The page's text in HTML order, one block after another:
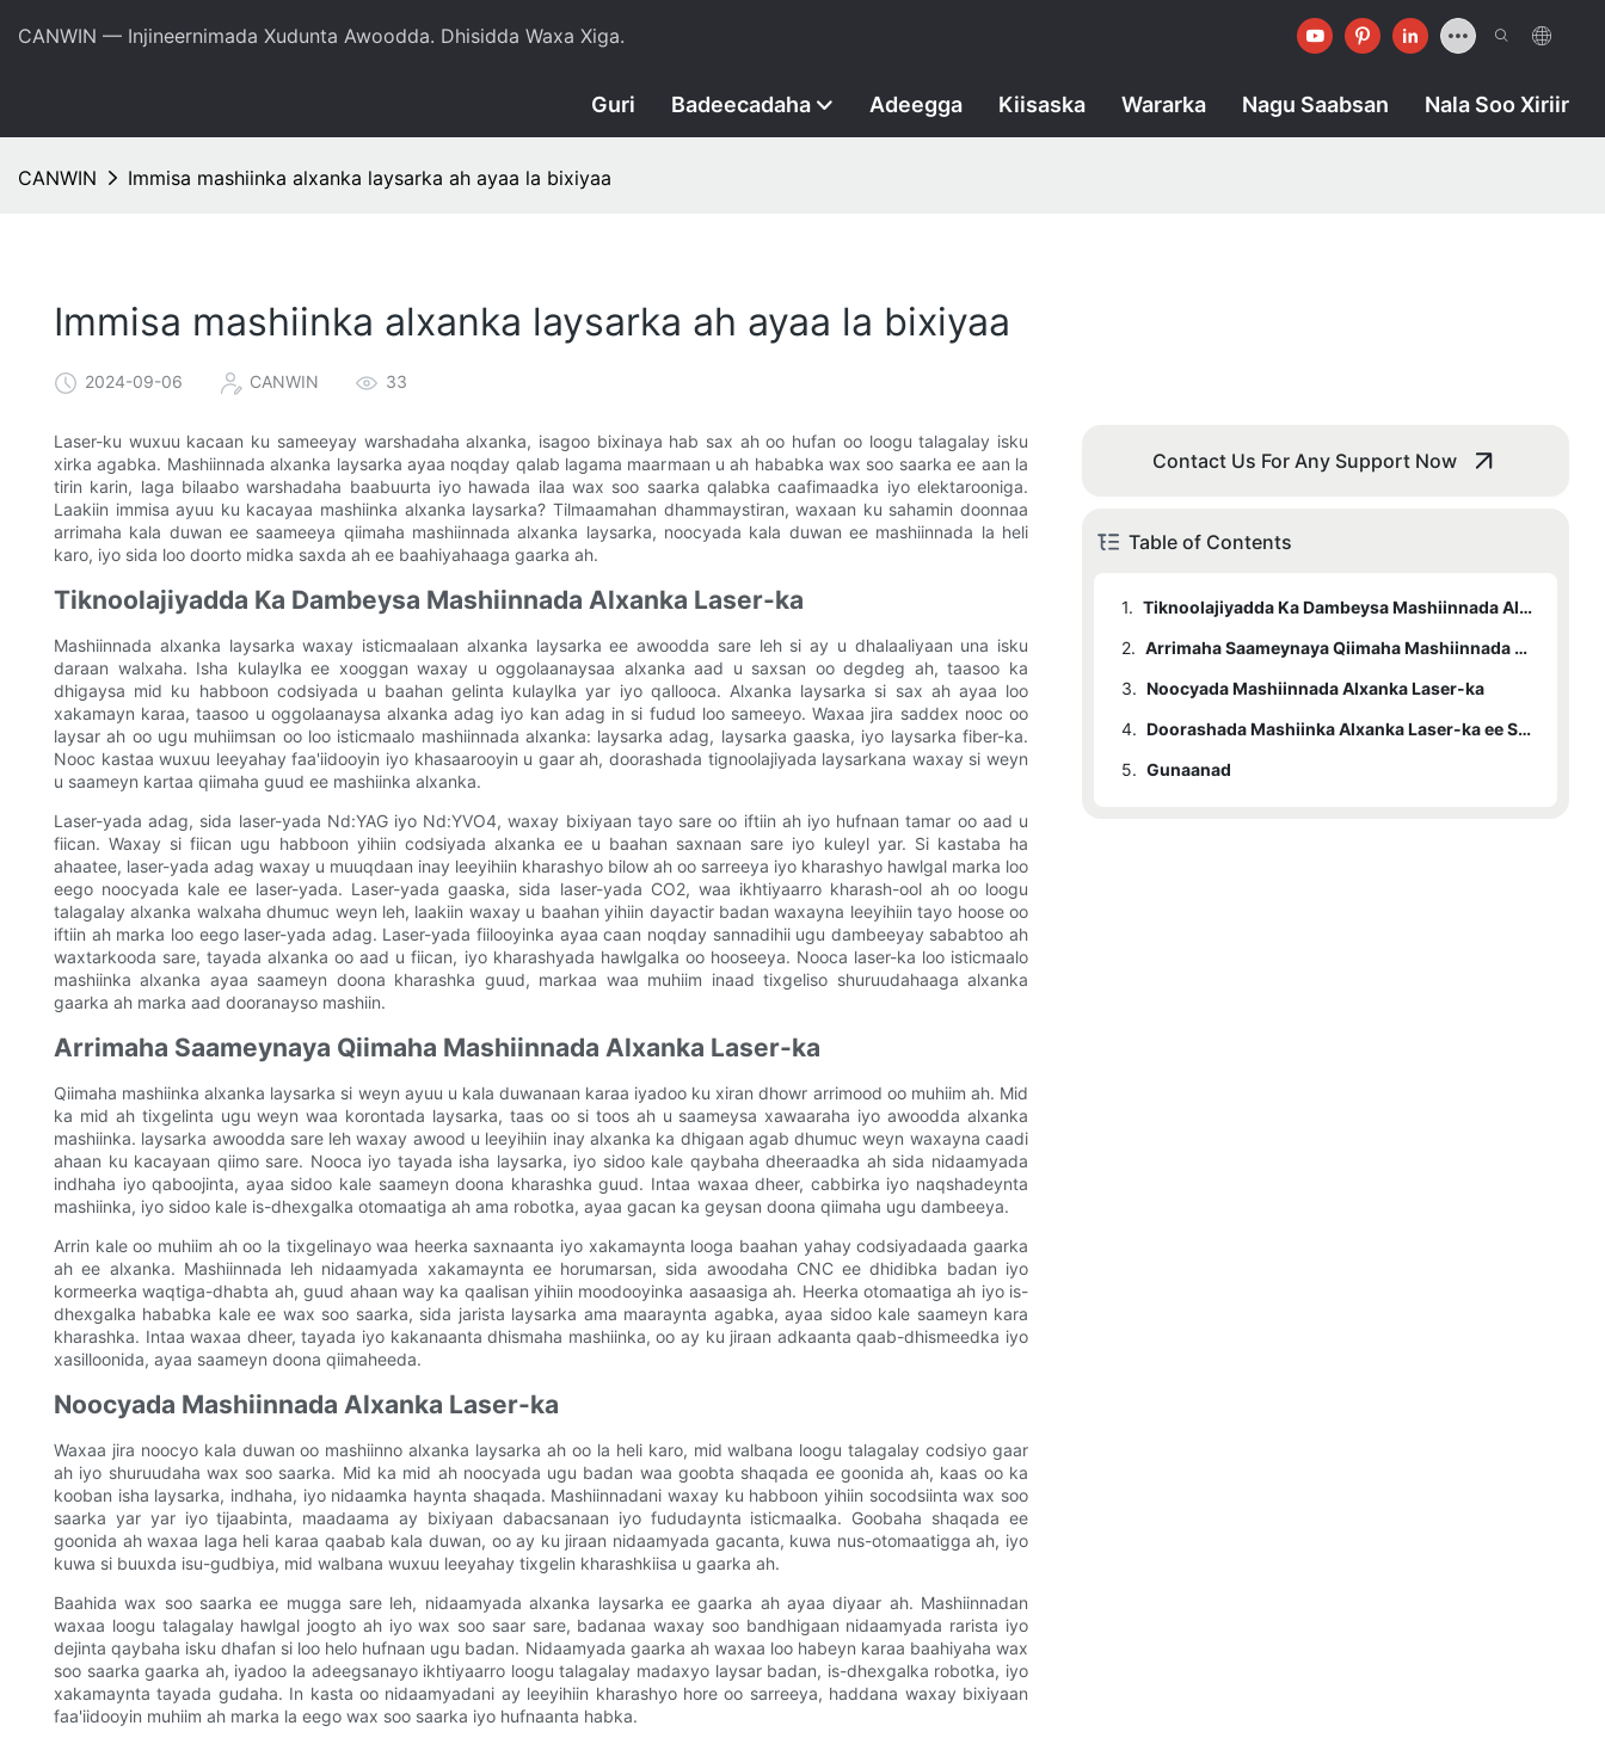
CANWIN — Injineernimada Xudunta Awoodda. Dhisidda Waxa Xiga.
Guri Badeecadaha Adeegga Kiisaska Wararka Nagu Saabsan Nala Soo Xiriir
CANWIN Immisa mashiinka alxanka laysarka ah ayaa la bixiyaa
Immisa mashiinka alxanka laysarka ah ayaa la bixiyaa
2024-09-06 CANWIN 33
Laser-ku wuxuu kacaan ku sameeyay warshadaha alxanka, isagoo bixinaya hab sax ah oo hufan oo loogu talagalay isku
xirka agabka. Mashiinnada alxanka laysarka ayaa noqday qalab lagama maarmaan u ah hababka wax soo saarka ee aan la
tirin karin, laga bilaabo warshadaha baabuurta iyo hawada ilaa wax soo saarka qalabka caafimaadka iyo elektarooniga.
Laakiin immisa ayuu ku kacayaa mashiinka alxanka laysarka? Tilmaamahan dhammaystiran, waxaan ku sahamin doonnaa
arrimaha kala duwan ee saameeya qiimaha mashiinnada alxanka laysarka, noocyada kala duwan ee mashiinnada la heli
karo, iyo sida loo doorto midka saxda ah ee baahiyahaaga gaarka ah.
Tiknoolajiyadda Ka Dambeysa Mashiinnada Alxanka Laser-ka
Mashiinnada alxanka laysarka waxay isticmaalaan alxanka laysarka ee awoodda sare leh si ay u dhalaaliyaan una isku
daraan walxaha. Isha kulaylka ee xooggan waxay u oggolaanaysaa alxanka aad u saxsan oo degdeg ah, taasoo ka
dhigaysa mid ku habboon codsiyada u baahan gelinta kulaylka yar iyo qallooca. Alxanka laysarka si sax ah ayaa loo
xakamayn karaa, taasoo u oggolaanaysa alxanka adag iyo kan adag in si fudud loo sameeyo. Waxaa jira saddex nooc oo
laysar ah oo ugu muhiimsan oo loo isticmaalo mashiinnada alxanka: laysarka adag, laysarka gaaska, iyo laysarka fiber-ka.
Nooc kastaa wuxuu leeyahay faa'iidooyin iyo khasaarooyin u gaar ah, doorashada tignoolajiyada laysarkana waxay si weyn
u saameyn kartaa qiimaha guud ee mashiinka alxanka.
Laser-yada adag, sida laser-yada Nd:YAG iyo Nd:YVO4, waxay bixiyaan tayo sare oo iftiin ah iyo hufnaan tamar oo aad u
fiican. Waxay si fiican ugu habboon yihiin codsiyada alxanka ee u baahan saxnaan sare iyo kuleyl yar. Si kastaba ha
ahaatee, laser-yada adag waxay u muuqdaan inay leeyihiin kharashyo bilow ah oo sarreeya iyo kharashyo hawlgal marka loo
eego noocyada kale ee laser-yada. Laser-yada gaaska, sida laser-yada CO2, waa ikhtiyaarro kharash-ool ah oo loogu
talagalay alxanka walxaha dhumuc weyn leh, laakiin waxay u baahan yihiin dayactir badan waxayna leeyihiin tayo hoose oo
iftiin ah marka loo eego laser-yada adag. Laser-yada fiilooyinka ayaa caan noqday sannadihii ugu dambeeyay sababtoo ah
waxtarkooda sare, tayada alxanka oo aad u fiican, iyo kharashyada hawlgalka oo hooseeya. Nooca laser-ka loo isticmaalo
mashiinka alxanka ayaa saameyn doona kharashka guud, markaa waa muhiim inaad tixgeliso shuruudahaaga alxanka
gaarka ah marka aad dooranayso mashiin.
Arrimaha Saameynaya Qiimaha Mashiinnada Alxanka Laser-ka
Qiimaha mashiinka alxanka laysarka si weyn ayuu u kala duwanaan karaa iyadoo ku xiran dhowr arrimood oo muhiim ah. Mid
ka mid ah tixgelinta ugu weyn waa korontada laysarka, taas oo si toos ah u saameysa xawaaraha iyo awoodda alxanka
mashiinka. laysarka awoodda sare leh waxay awood u leeyihiin inay alxanka ka dhigaan agab dhumuc weyn waxayna caadi
ahaan ku kacayaan qiimo sare. Nooca iyo tayada isha laysarka, iyo sidoo kale qaybaha dheeraadka ah sida nidaamyada
indhaha iyo qaboojinta, ayaa sidoo kale saameyn doona kharashka guud. Intaa waxaa dheer, cabbirka iyo naqshadeynta
mashiinka, iyo sidoo kale is-dhexgalka otomaatiga ah ama robotka, ayaa gacan ka geysan doona qiimaha ugu dambeeya.
Arrin kale oo muhiim ah oo la tixgelinayo waa heerka saxnaanta iyo xakamaynta looga baahan yahay codsiyadaada gaarka
ah ee alxanka. Mashiinnada leh nidaamyada xakamaynta ee horumarsan, sida awoodaha CNC ee dhidibka badan iyo
kormeerka waqtiga-dhabta ah, guud ahaan way ka qaalisan yihiin moodooyinka aasaasiga ah. Heerka otomaatiga ah iyo is-
dhexgalka hababka kale ee wax soo saarka, sida jarista laysarka ama maaraynta agabka, ayaa sidoo kale saameyn kara
kharashka. Intaa waxaa dheer, tayada iyo kakanaanta dhismaha mashiinka, oo ay ku jiraan adkaanta qaab-dhismeedka iyo
xasilloonida, ayaa saameyn doona qiimaheeda.
Noocyada Mashiinnada Alxanka Laser-ka
Waxaa jira noocyo kala duwan oo mashiinno alxanka laysarka ah oo la heli karo, mid walbana loogu talagalay codsiyo gaar
ah iyo shuruudaha wax soo saarka. Mid ka mid ah noocyada ugu badan waa goobta shaqada ee goonida ah, kaas oo ka
kooban isha laysarka, indhaha, iyo nidaamka haynta shaqada. Mashiinnadani waxay ku habboon yihiin socodsiinta wax soo
saarka yar yar iyo tijaabinta, maadaama ay bixiyaan dabacsanaan iyo fududaynta isticmaalka. Goobaha shaqada ee
goonida ah waxaa laga heli karaa qaabab kala duwan, oo ay ku jiraan nidaamyada gacanta, kuwa nus-otomaatigga ah, iyo
kuwa si buuxda isu-gudbiya, mid walbana wuxuu leeyahay tixgelin kharashkiisa u gaarka ah.
Baahida wax soo saarka ee mugga sare leh, nidaamyada alxanka laysarka ee gaarka ah ayaa diyaar ah. Mashiinnadan
waxaa loogu talagalay hawlgal joogto ah iyo wax soo saar sare, badanaa waxay soo bandhigaan nidaamyada rarista iyo
dejinta qaybaha isku dhafan si loo helo hufnaan ugu badan. Nidaamyada gaarka ah waxaa loo habeyn karaa baahiyaha wax
soo saarka gaarka ah, iyadoo la adeegsanayo ikhtiyaarro loogu talagalay madaxyo laysar badan, is-dhexgalka robotka, iyo
xakamaynta tayada gudaha. In kasta oo nidaamyadani ay leeyihiin kharashyo hore oo sarreeya, haddana waxay bixiyaan
faa'iidooyin muhiim ah marka la eego wax soo saarka iyo hufnaanta habka.
Contact Us For Any Support Now
Table of Contents
1.
Tiknoolajiyadda Ka Dambeysa Mashiinnada Alxanka Laser-ka
2.
Arrimaha Saameynaya Qiimaha Mashiinnada Alxanka Laser-ka
3. Noocyada Mashiinnada Alxanka Laser-ka
4.
Doorashada Mashiinka Alxanka Laser-ka ee Saxda ah
5. Gunaanad